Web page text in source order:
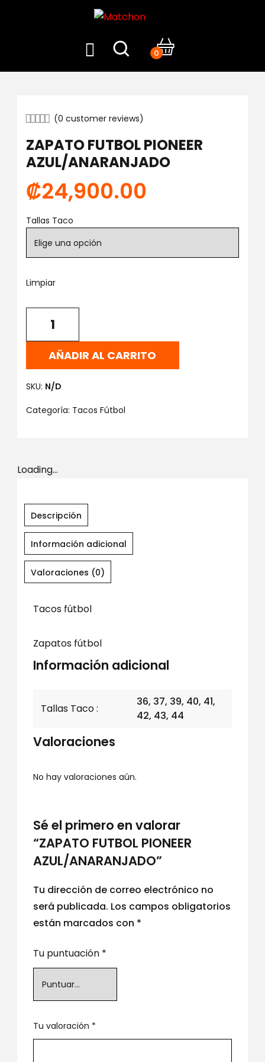
0
(0 customer reviews)
ZAPATO FUTBOL PIONEER
AZUL/ANARANJADO
₡24,900.00
Tallas Taco
Limpiar
AÑADIR AL CARRITO
SKU: N/D
Categoría: Tacos Fútbol
Loading...
Descripción
Información adicional
Valoraciones (0)
Tacos fútbol
Zapatos fútbol
Información adicional
Tallas Taco
36, 37, 39, 40, 41,
42, 43, 44
Valoraciones
No hay valoraciones aún.
Sé el primero en valorar
“ZAPATO FUTBOL PIONEER
AZUL/ANARANJADO”
Tu dirección de correo electrónico no
será publicada. Los campos obligatorios
están marcados con *
Tu puntuación *
Tu valoración *